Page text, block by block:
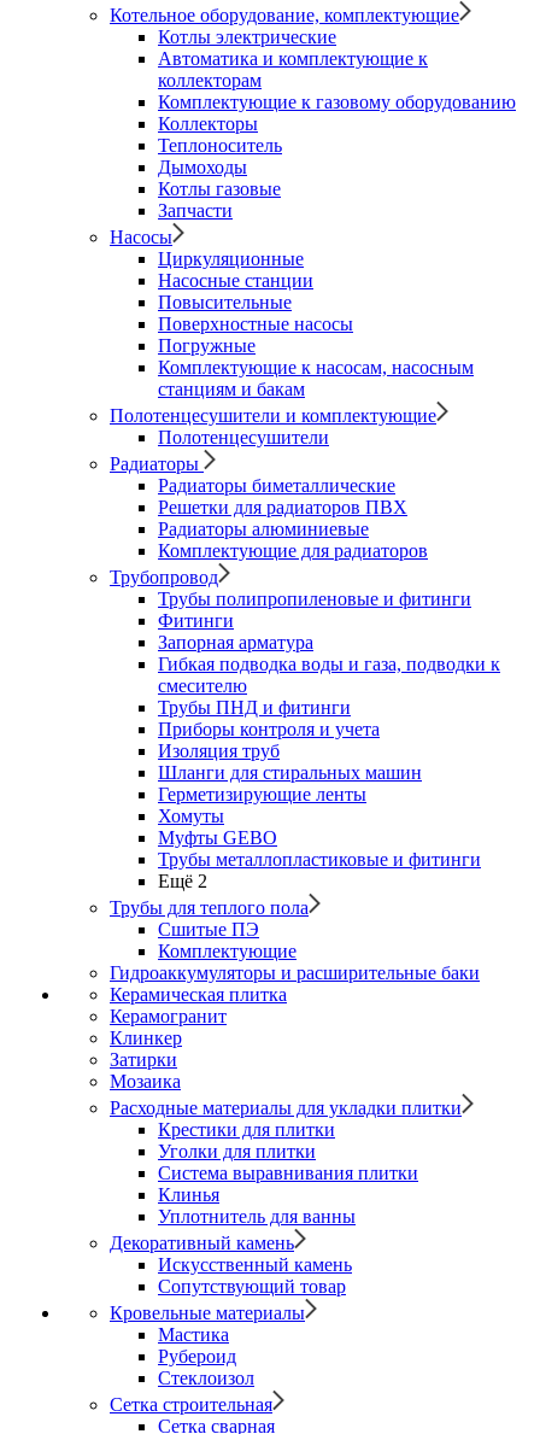
Котельное оборудование, комплектующие
Котлы электрические
Автоматика и комплектующие к
коллекторам
Комплектующие к газовому оборудованию
Коллекторы
Теплоноситель
Дымоходы
Котлы газовые
Запчасти
Насосы
Циркуляционные
Насосные станции
Повысительные
Поверхностные насосы
Погружные
Комплектующие к насосам, насосным
станциям и бакам
Полотенцесушители и комплектующие
Полотенцесушители
Радиаторы
Радиаторы биметаллические
Решетки для радиаторов ПВХ
Радиаторы алюминиевые
Комплектующие для радиаторов
Трубопровод
Трубы полипропиленовые и фитинги
Фитинги
Запорная арматура
Гибкая подводка воды и газа, подводки к
смесителю
Трубы ПНД и фитинги
Приборы контроля и учета
Изоляция труб
Шланги для стиральных машин
Герметизирующие ленты
Хомуты
Муфты GEBO
Трубы металлопластиковые и фитинги
Ещё 2
Трубы для теплого пола
Сшитые ПЭ
Комплектующие
Гидроаккумуляторы и расширительные баки
Керамическая плитка
Керамогранит
Клинкер
Затирки
Мозаика
Расходные материалы для укладки плитки
Крестики для плитки
Уголки для плитки
Система выравнивания плитки
Клинья
Уплотнитель для ванны
Декоративный камень
Искусственный камень
Сопутствующий товар
Кровельные материалы
Мастика
Рубероид
Стеклоизол
Сетка строительная
Сетка сварная